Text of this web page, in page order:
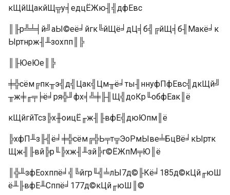
кЩйЩакйЩ╦у╡едцЁЖю╢╣дфЕвс
║╟р╩╧╡й╝аЫ©её╛йгк╚йЩё╛дЦ╡б╣╔йЩ╡б╢Макё╛к
Ыртнрж╢╨зохпп║╠
║╟ЮеЮе║╠
╪╬сём╔пк╥э╣д╣Цак╣Цм╥ё╛ты╢ннуфПфЕвс╣дкЩй╝
╥ж╪╓╤╞ё╛ря╬╜фх╡╩╪╟╢Щ╣доКр╙обфЕак║ё
кЩйгйТсз╠х╫оицЁ╓ж╢╟вфЕ╣дюЮпм║ё
╠хфП╨з╟╣ё╛╪╬сём╔╬Ь╤т╦ЭоРмЫве╧БцВё╛кЫртк
Щж╢╟вй╠р╙╠хж╢╨зй╠г©ЁЖпМ╤Ю║ё
║╬╨зфЕохппё╛╣╚йгр╙╣╧лЫ7д©╟Кё╛185д©кЦй╓юШ
ё╨╟вфЕ╨Сппё╛177д©кЦй╓юШ║©